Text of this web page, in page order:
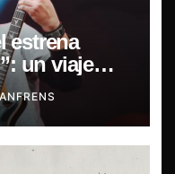
estrena
un viaje
la memoria.